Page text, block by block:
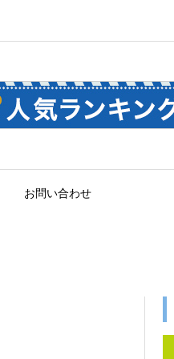
お問い合わせ